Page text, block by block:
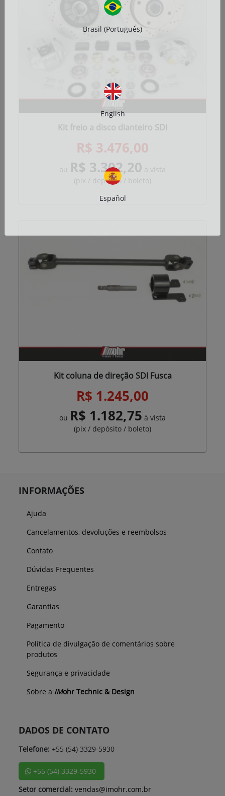
Kit freio a disco dianteiro SDI
R$ 3.476,00
ou R$ 3.302,20 à vista
(pix / depósito / boleto)
Kit coluna de direção SDI Fusca
R$ 1.245,00
ou R$ 1.182,75 à vista
(pix / depósito / boleto)
INFORMAÇÕES
Ajuda
Cancelamentos, devoluções e reembolsos
Contato
Dúvidas Frequentes
Entregas
Garantias
Pagamento
Política de divulgação de comentários sobre
produtos
Segurança e privacidade
Sobre a iMohr Technic & Design
DADOS DE CONTATO
Telefone: +55 (54) 3329-5930
+55 (54) 3329-5930
Setor comercial: vendas@imohr.com.br
Brasil (Português)
English
Español